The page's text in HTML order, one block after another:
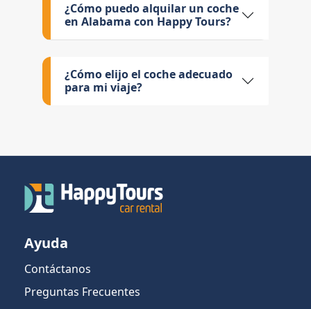
¿Cómo puedo alquilar un coche
en Alabama con Happy Tours?
¿Cómo elijo el coche adecuado
para mi viaje?
Ayuda
Contáctanos
Preguntas Frecuentes